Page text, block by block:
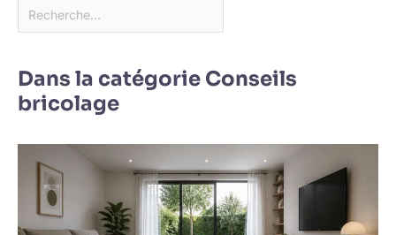
Dans la catégorie Conseils
bricolage